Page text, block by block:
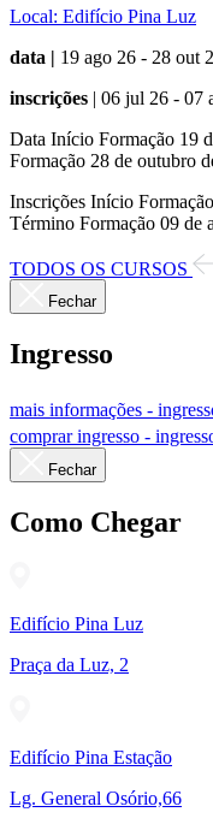
Local: Edifício Pina Luz
data | 19 ago 26 - 28 out
inscrições | 06 jul 26 - 07
Data Início Formação 19
Formação 28 de outubro
Inscrições Início
Término Formação 09 de
TODOS OS CURSOS
Fechar
Ingresso
mais informações -
comprar ingresso -
Fechar
Como Chegar
Edifício Pina Luz
Praça da Luz, 2
Edifício Pina Estação
Lg. General Osório,66